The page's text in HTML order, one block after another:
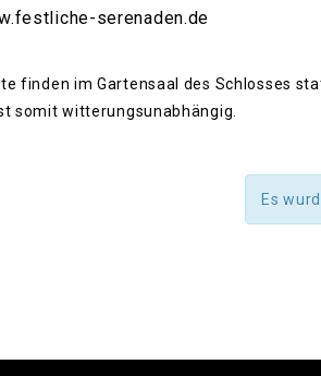
serenaden.de
finden im Gartensaal des Schlosses
somit witterungsunabhängig.
Es